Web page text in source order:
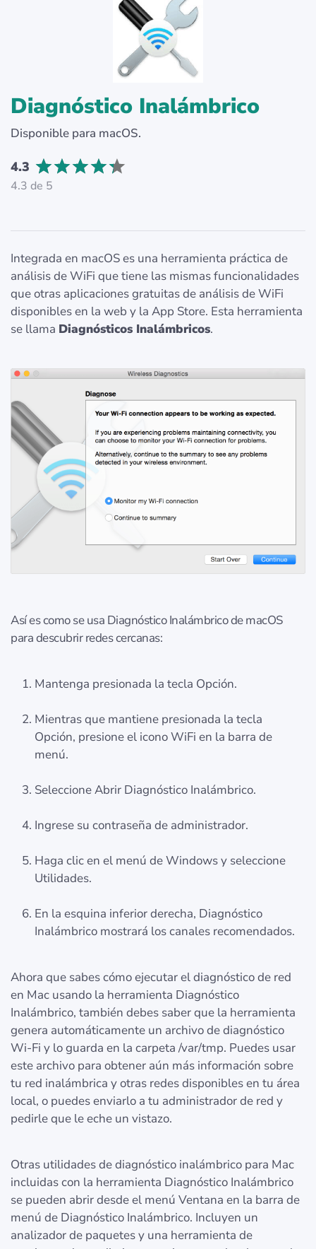
Diagnóstico Inalámbrico
Disponible para macOS.
4.3
4.3 de 5
Integrada en macOS es una herramienta práctica de
análisis de WiFi que tiene las mismas funcionalidades
que otras aplicaciones gratuitas de análisis de WiFi
disponibles en la web y la App Store. Esta herramienta
se llama Diagnósticos Inalámbricos.
Así es como se usa Diagnóstico Inalámbrico de macOS
para descubrir redes cercanas:
Mantenga presionada la tecla Opción.
Mientras que mantiene presionada la tecla
Opción, presione el icono WiFi en la barra de
menú.
Seleccione Abrir Diagnóstico Inalámbrico.
Ingrese su contraseña de administrador.
Haga clic en el menú de Windows y seleccione
Utilidades.
En la esquina inferior derecha, Diagnóstico
Inalámbrico mostrará los canales recomendados.
Ahora que sabes cómo ejecutar el diagnóstico de red
en Mac usando la herramienta Diagnóstico
Inalámbrico, también debes saber que la herramienta
genera automáticamente un archivo de diagnóstico
Wi-Fi y lo guarda en la carpeta /var/tmp. Puedes usar
este archivo para obtener aún más información sobre
tu red inalámbrica y otras redes disponibles en tu área
local, o puedes enviarlo a tu administrador de red y
pedirle que le eche un vistazo.
Otras utilidades de diagnóstico inalámbrico para Mac
incluidas con la herramienta Diagnóstico Inalámbrico
se pueden abrir desde el menú Ventana en la barra de
menú de Diagnóstico Inalámbrico. Incluyen un
analizador de paquetes y una herramienta de